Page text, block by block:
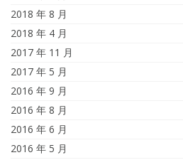
2018 年 8 月
2018 年 4 月
2017 年 11 月
2017 年 5 月
2016 年 9 月
2016 年 8 月
2016 年 6 月
2016 年 5 月